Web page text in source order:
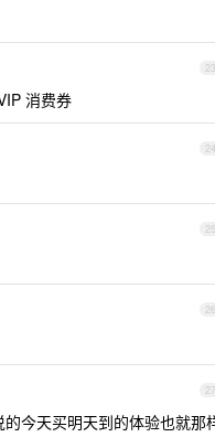
23
消费券
24
25
26
27
今天买明天到的体验也就那